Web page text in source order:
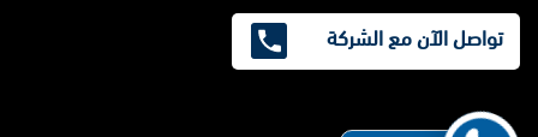
تواصل الآن مع الشركة